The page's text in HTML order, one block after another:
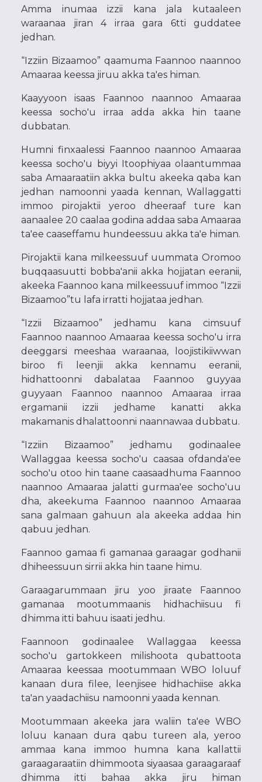
Amma inumaa izzii kana jala kutaaleen
waraanaa jiran 4 irraa gara 6tti guddatee
jedhan.
“Izziin Bizaamoo” qaamuma Faannoo naannoo
Amaaraa keessa jiruu akka ta'es himan.
Kaayyoon isaas Faannoo naannoo Amaaraa
keessa socho'u irraa adda akka hin taane
dubbatan.
Humni finxaalessi Faannoo naannoo Amaaraa
keessa socho'u biyyi Itoophiyaa olaantummaa
saba Amaaraatiin akka bultu akeeka qaba kan
jedhan namoonni yaada kennan, Wallaggatti
immoo pirojaktii yeroo dheeraaf ture kan
aanaalee 20 caalaa godina addaa saba Amaaraa
ta'ee caaseffamu hundeessuu akka ta'e himan.
Pirojaktii kana milkeessuuf uummata Oromoo
buqqaasuutti bobba'anii akka hojjatan eeranii,
akeeka Faannoo kana milkeessuuf immoo “Izzii
Bizaamoo”tu lafa irratti hojjataa jedhan.
“Izzii Bizaamoo” jedhamu kana cimsuuf
Faannoo naannoo Amaaraa keessa socho'u irra
deeggarsi meeshaa waraanaa, loojistikiiwwan
biroo fi leenjii akka kennamu eeranii,
hidhattoonni dabalataa Faannoo guyyaa
guyyaan Faannoo naannoo Amaaraa irraa
ergamanii izzii jedhame kanatti akka
makamanis dhalattoonni naannawaa dubbatu.
“Izziin Bizaamoo” jedhamu godinaalee
Wallaggaa keessa socho'u caasaa ofdanda'ee
socho'u otoo hin taane caasaadhuma Faannoo
naannoo Amaaraa jalatti gurmaa'ee socho'uu
dha, akeekuma Faannoo naannoo Amaaraa
sana galmaan gahuun ala akeeka addaa hin
qabuu jedhan.
Faannoo gamaa fi gamanaa garaagar godhanii
dhiheessuun sirrii akka hin taane himu.
Garaagarummaan jiru yoo jiraate Faannoo
gamanaa mootummaanis hidhachiisuu fi
dhimma itti bahuu isaati jedhu.
Faannoon godinaalee Wallaggaa keessa
socho'u gartokkeen milishoota qubattoota
Amaaraa keessaa mootummaan WBO loluuf
kanaan dura filee, leenjisee hidhachiise akka
ta'an yaadachiisu namoonni yaada kennan.
Mootummaan akeeka jara waliin ta'ee WBO
loluu kanaan dura qabu tureen ala, yeroo
ammaa kana immoo humna kana kallattii
garaagaraatiin dhimmoota siyaasaa garaagaraaf
dhimma itti bahaa akka jiru himan